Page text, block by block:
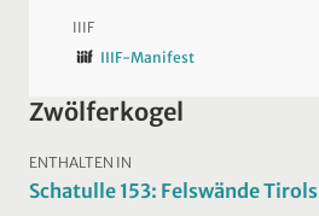
IIIF
IIIF-Manifest
Zwölferkogel
ENTHALTEN IN
Schatulle 153: Felswände Tirols